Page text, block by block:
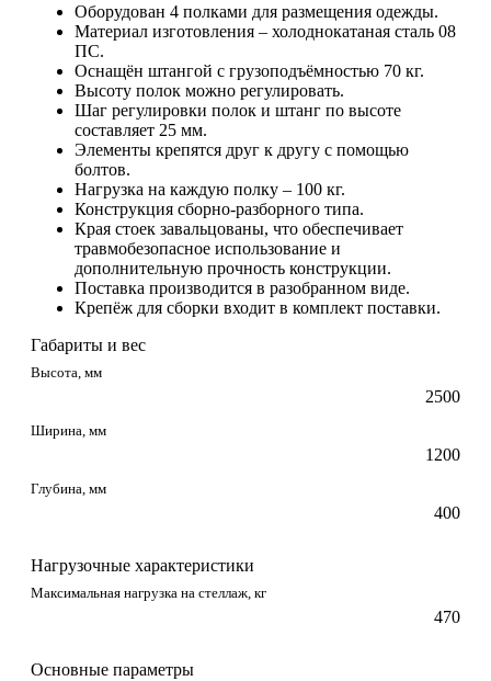
Оборудован 4 полками для размещения одежды.
Материал изготовления – холоднокатаная сталь 08
ПС.
Оснащён штангой с грузоподъёмностью 70 кг.
Высоту полок можно регулировать.
Шаг регулировки полок и штанг по высоте
составляет 25 мм.
Элементы крепятся друг к другу с помощью
болтов.
Нагрузка на каждую полку – 100 кг.
Конструкция сборно-разборного типа.
Края стоек завальцованы, что обеспечивает
травмобезопасное использование и
дополнительную прочность конструкции.
Поставка производится в разобранном виде.
Крепёж для сборки входит в комплект поставки.
Габариты и вес
Высота, мм
2500
Ширина, мм
1200
Глубина, мм
400
Нагрузочные характеристики
Максимальная нагрузка на стеллаж, кг
470
Основные параметры